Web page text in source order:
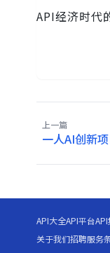
API经济时代
上一篇
一人AI创新
API大全API平台
关于我们招聘服务